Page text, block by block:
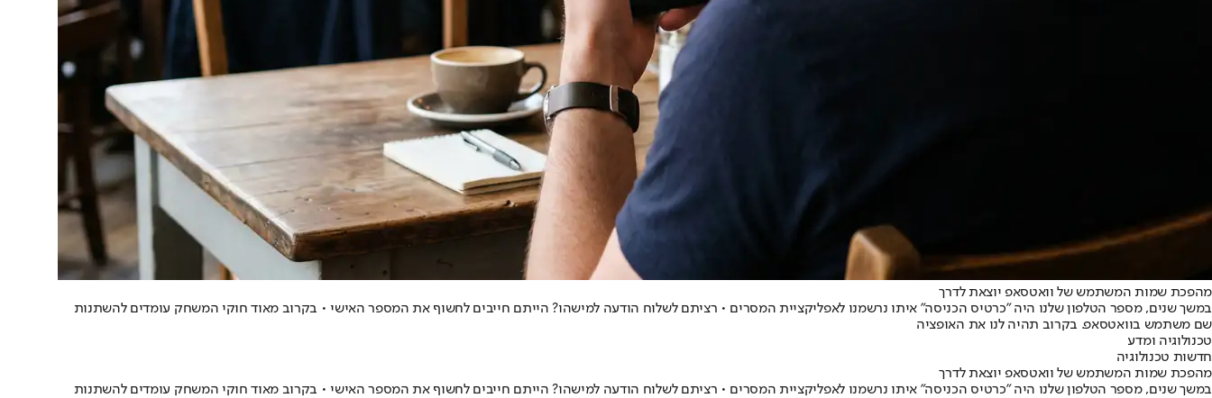
מהפכת שמות המשתמש של וואטסאפ יוצאת לדרך
במשך שנים, מספר הטלפון שלנו היה "כרטיס הכניסה" איתו נרשמנו לאפליקציית המסרים • רציתם לשלוח הודעה למישהו? הייתם חייבים לחשוף את המספר האישי • בקרוב מאוד חוקי המשחק עומדים להשתנות
שם משתמש בוואטסאפ. בקרוב תהיה לנו את האופציה
טכנולוגיה ומדע
חדשות טכנולוגיה
מהפכת שמות המשתמש של וואטסאפ יוצאת לדרך
במשך שנים, מספר הטלפון שלנו היה "כרטיס הכניסה" איתו נרשמנו לאפליקציית המסרים • רציתם לשלוח הודעה למישהו? הייתם חייבים לחשוף את המספר האישי • בקרוב מאוד חוקי המשחק עומדים להשתנות